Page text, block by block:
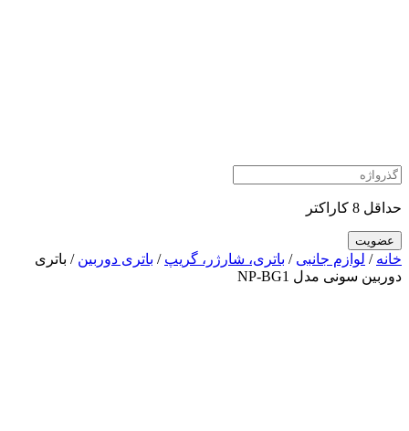
حداقل 8 کاراکتر
خانه / لوازم جانبی / باتری، شارژر، گریپ / باتری دوربین / باتری
دوربین سونی مدل NP-BG1